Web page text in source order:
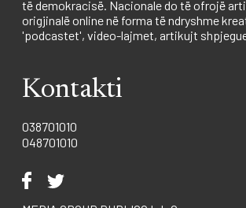
të demokracisë. Nacionale do të ofrojë
origjinalë online në forma të ndryshme
'podcastet', video-lajmet, artikujt
Kontakti
038701010
048701010